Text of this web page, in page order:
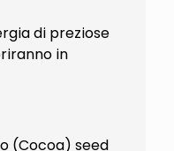
di preziose
in
(Cocoa) seed